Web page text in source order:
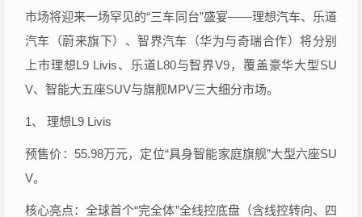
市场将迎来一场罕见的“三车同台”盛宴——理想汽车、乐道
汽车（蔚来旗下）、智界汽车（华为与奇瑞合作）将分别
上市理想L9 Livis、乐道L80与智界V9，覆盖豪华大型SU
V、智能大五座SUV与旗舰MPV三大细分市场。
1、 理想L9 Livis
预售价：55.98万元，定位“具身智能家庭旗舰”大型六座SU
V。
核心亮点：全球首个“完全体”全线控底盘（含线控转向、四